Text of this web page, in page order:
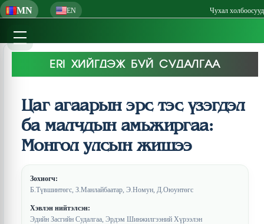
MN EN Чухал холбоосууд
ERI ХИЙГДЭЖ БУЙ СУДАЛГАА
Цаг агаарын эрс тэс үзэгдэл
ба малчдын амьжиргаа:
Монгол улсын жишээ
Зохиогч:
Б.Түвшинтөгс, З.Манлайбаатар, Э.Номун, Д.Оюунтөгс
Хэвлэн нийтэлсэн:
Эдийн Засгийн Судалгаа, Эрдэм Шинжилгээний Хүрээлэн